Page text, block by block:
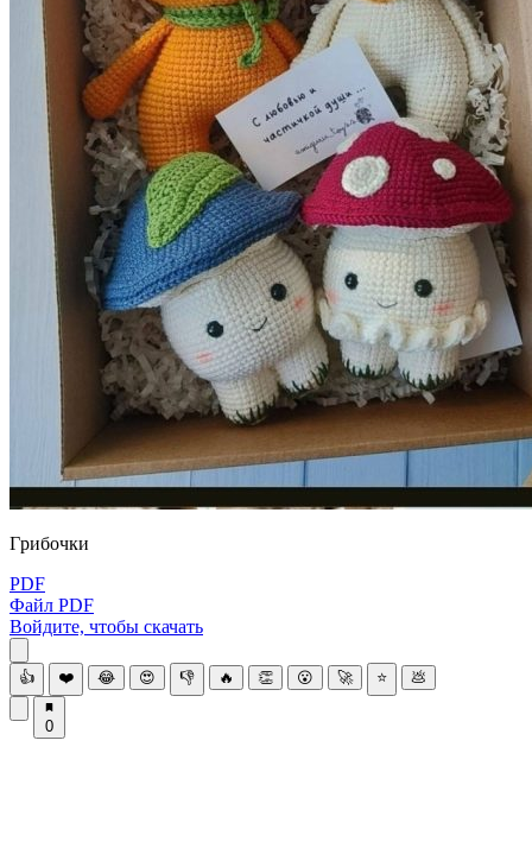
Гpибочки
PDF
Файл PDF
Войдите, чтобы скачать
👍 ❤️ 😂 😍 👎 🔥 👏 😮 🚀 ⭐ 💩
0